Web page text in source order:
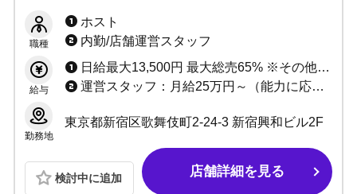
レイヤー輩出中！決断するなら今ここで！
職種
ホスト
内勤/店舗運営スタッフ
給与
日給最大13,500円 最大総売65% ※その他、詳しい給与システムは面接時にご説明いたします。
運営スタッフ：月給25万円～（能力に応じる） ウェイター：時給1,500円～（能力に応じる）
勤務地
東京都新宿区歌舞伎町2-24-3 新宿興和ビル2F
検討中に追加 店舗詳細を見る